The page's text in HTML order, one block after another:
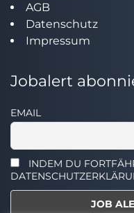
AGB
Datenschutz
Impressum
Jobalert
EMAIL
INDEM DU